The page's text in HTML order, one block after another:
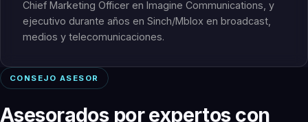
Chief Marketing Officer en Imagine Communications, y
ejecutivo durante años en Sinch/Mblox en broadcast,
medios y telecomunicaciones.
CONSEJO ASESOR
Asesorados por expertos con